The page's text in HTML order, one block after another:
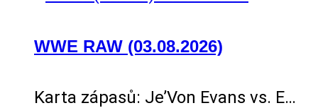
WWE RAW (03.08.2026)
Karta zápasů: Je’Von Evans vs. E…